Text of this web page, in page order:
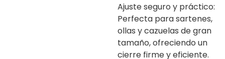
Ajuste seguro y práctico:
Perfecta para sartenes,
ollas y cazuelas de gran
tamaño, ofreciendo un
cierre firme y eficiente.